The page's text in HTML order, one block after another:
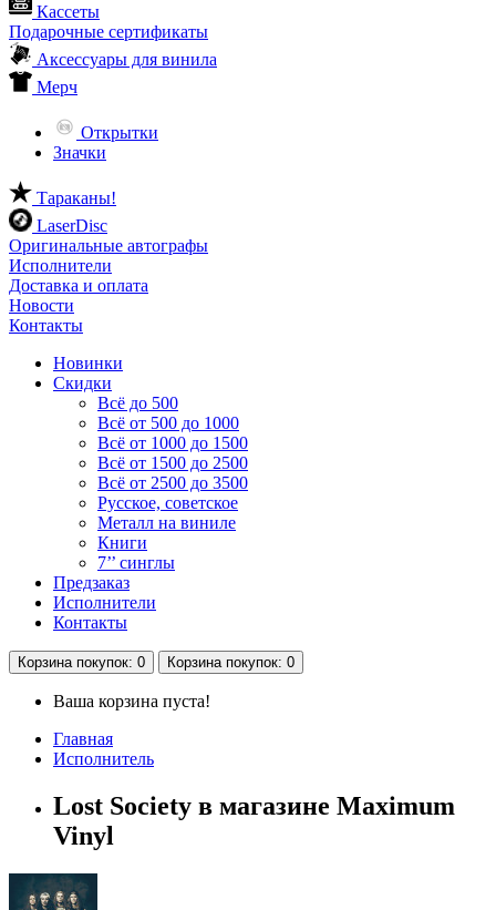
Кассеты
Подарочные сертификаты
Аксессуары для винила
Мерч
Открытки
Значки
Тараканы!
LaserDisc
Оригинальные автографы
Исполнители
Доставка и оплата
Новости
Контакты
Новинки
Скидки
Всё до 500
Всё от 500 до 1000
Всё от 1000 до 1500
Всё от 1500 до 2500
Всё от 2500 до 3500
Русское, советское
Металл на виниле
Книги
7’’ синглы
Предзаказ
Исполнители
Контакты
Корзина покупок: 0 Корзина покупок: 0
Ваша корзина пуста!
Главная
Исполнитель
Lost Society в магазине Maximum
Vinyl